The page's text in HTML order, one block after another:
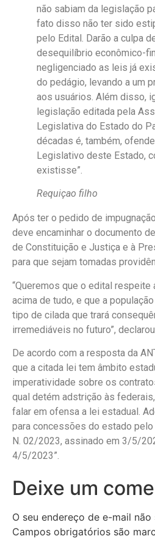
não sabiam da legislação
fato disso não ter sido
pelo Edital. Darão a culpa
desequilíbrio econômico-
negligenciado as leis já
do pedágio, levando a um
aos usuários. Além disso,
legislação editada pela
Legislativa do Estado do
décadas é, também,
Legislativo deste Estado,
existisse”.
Requiçao filho
Após ter o pedido de
deve encaminhar o documento
de Constituição e Justiça e à
para que sejam tomadas
“Queremos que o edital respeite
acima de tudo, e que a
tipo de cilada que trará
irremediáveis no futuro”, declarou.
De acordo com a resposta da
que a citada lei tem âmbito
imperatividade sobre os
qual detém adstrição às
falar em ofensa a lei estadual.
para concessões do estado
N. 02/2023, assinado em 3/5/
4/5/2023”.
Deixe um
O seu endereço de e-mail
Campos obrigatórios são